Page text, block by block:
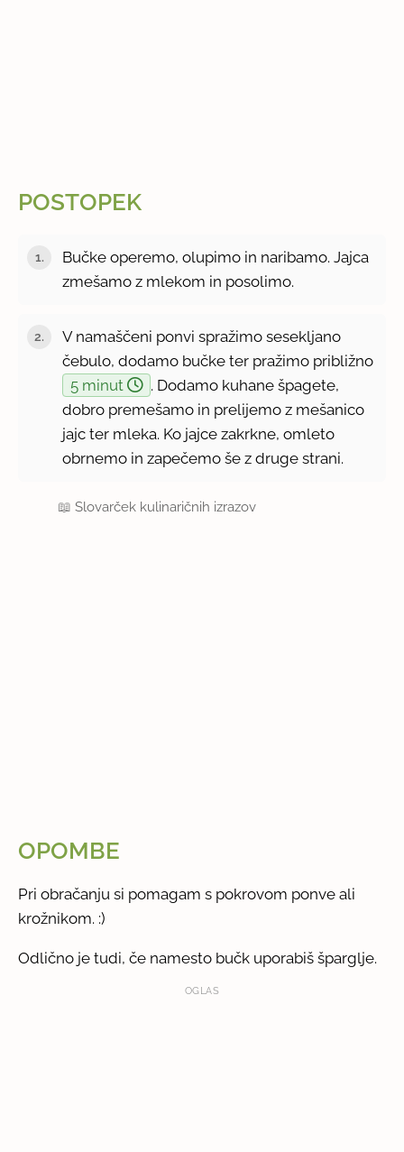
POSTOPEK
Bučke operemo, olupimo in naribamo. Jajca
zmešamo z mlekom in posolimo.
V namaščeni ponvi spražimo sesekljano
čebulo, dodamo bučke ter pražimo približno
5 minut
. Dodamo kuhane špagete,
dobro premešamo in prelijemo z mešanico
jajc ter mleka. Ko jajce zakrkne, omleto
obrnemo in zapečemo še z druge strani.
📖Slovarček kulinaričnih izrazov
OPOMBE
Pri obračanju si pomagam s pokrovom ponve ali
krožnikom. :)
Odlično je tudi, če namesto bučk uporabiš šparglje.
OGLAS